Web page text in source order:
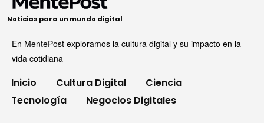
Noticias para un mundo digital
En MentePost exploramos la cultura digital y su impacto en la
vida cotidiana
Inicio Cultura Digital
Ciencia
Tecnología
Negocios Digitales